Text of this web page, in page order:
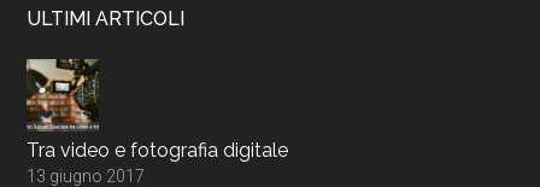
ULTIMI ARTICOLI
Tra video e fotografia digitale
13 giugno 2017